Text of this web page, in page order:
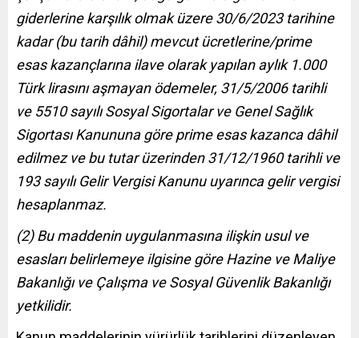
giderlerine karşılık olmak üzere 30/6/2023 tarihine
kadar (bu tarih dâhil) mevcut ücretlerine/prime
esas kazançlarına ilave olarak yapılan aylık 1.000
Türk lirasını aşmayan ödemeler, 31/5/2006 tarihli
ve 5510 sayılı Sosyal Sigortalar ve Genel Sağlık
Sigortası Kanununa göre prime esas kazanca dâhil
edilmez ve bu tutar üzerinden 31/12/1960 tarihli ve
193 sayılı Gelir Vergisi Kanunu uyarınca gelir vergisi
hesaplanmaz.
(2) Bu maddenin uygulanmasına ilişkin usul ve
esasları belirlemeye ilgisine göre Hazine ve Maliye
Bakanlığı ve Çalışma ve Sosyal Güvenlik Bakanlığı
yetkilidir.